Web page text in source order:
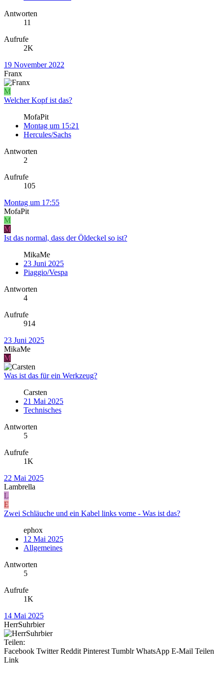
Antworten
11
Aufrufe
2K
19 November 2022
Franx
M
Welcher Kopf ist das?
MofaPit
Montag um 15:21
Hercules/Sachs
Antworten
2
Aufrufe
105
Montag um 17:55
MofaPit
M
M
Ist das normal, dass der Öldeckel so ist?
MikaMe
23 Juni 2025
Piaggio/Vespa
Antworten
4
Aufrufe
914
23 Juni 2025
MikaMe
M
Was ist das für ein Werkzeug?
Carsten
21 Mai 2025
Technisches
Antworten
5
Aufrufe
1K
22 Mai 2025
Lambrella
L
E
Zwei Schläuche und ein Kabel links vorne - Was ist das?
ephox
12 Mai 2025
Allgemeines
Antworten
5
Aufrufe
1K
14 Mai 2025
HerrSuhrbier
Teilen:
Facebook Twitter Reddit Pinterest Tumblr WhatsApp E-Mail Teilen
Link